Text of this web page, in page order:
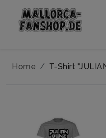
Home T-Shirt